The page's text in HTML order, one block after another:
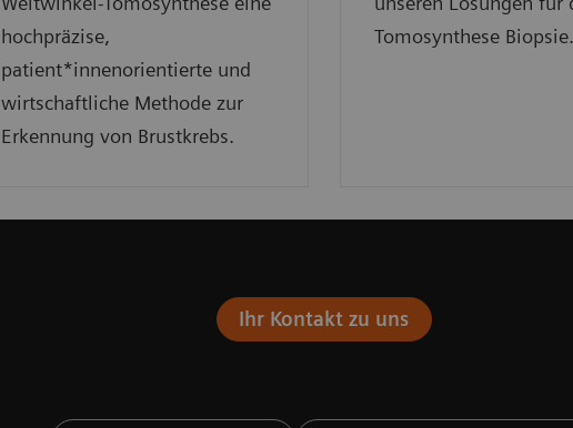
hochpräzise,
patient*innenorientierte und
wirtschaftliche Methode zur
Erkennung von Brustkrebs.
Tomosynthese Biopsie.
Ihr Kontakt zu uns